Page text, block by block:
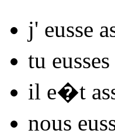
j' eusse
tu
il e�t
nous